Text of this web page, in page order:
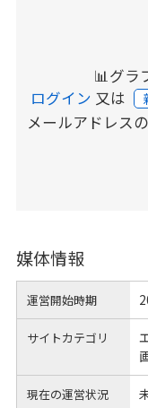
📊グラ
ログイン 又は
メールアドレス
媒体情報
運営開始時期
サイトカテゴリ
現在の運営状況